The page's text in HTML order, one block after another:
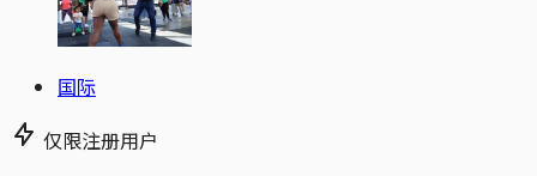
国际
仅限注册用户